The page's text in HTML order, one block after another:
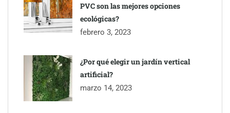
PVC son las mejores opciones
ecológicas?
febrero 3, 2023
¿Por qué elegir un jardín vertical
artificial?
marzo 14, 2023